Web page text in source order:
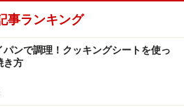
に炊飯する
す。米と小豆を合わせ、ボウル
事ランキング
パンで調理！クッキングシートを使っ
き方